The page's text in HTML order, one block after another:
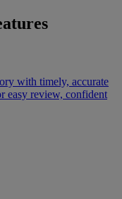
with timely, accurate
easy review, confident